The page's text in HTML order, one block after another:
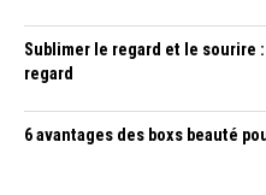
Sublimer le regard et le sourire
regard
6 avantages des boxs beauté